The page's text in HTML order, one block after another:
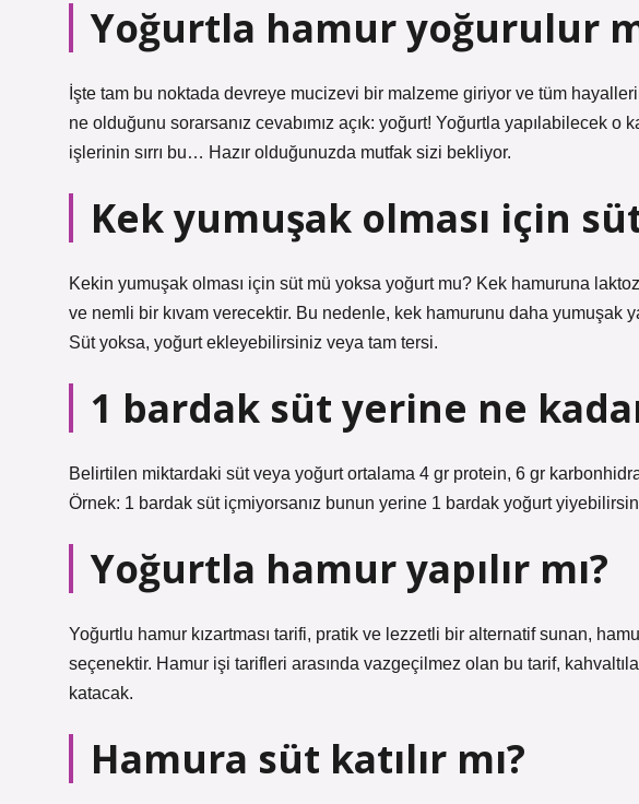
Yoğurtla hamur yoğurulur
İşte tam bu noktada devreye mucizevi bir malzeme giriyor ve tüm
ne olduğunu sorarsanız cevabımız açık: yoğurt! Yoğurtla yapılabilecek o
işlerinin sırrı bu… Hazır olduğunuzda mutfak sizi bekliyor.
Kek yumuşak olması için
Kekin yumuşak olması için süt mü yoksa yoğurt mu? Kek hamuruna
ve nemli bir kıvam verecektir. Bu nedenle, kek hamurunu daha yumuşak
Süt yoksa, yoğurt ekleyebilirsiniz veya tam tersi.
1 bardak süt yerine ne
Belirtilen miktardaki süt veya yoğurt ortalama 4 gr protein, 6 gr
Örnek: 1 bardak süt içmiyorsanız bunun yerine 1 bardak yoğurt
Yoğurtla hamur yapılır mı?
Yoğurtlu hamur kızartması tarifi, pratik ve lezzetli bir alternatif sunan,
seçenektir. Hamur işi tarifleri arasında vazgeçilmez olan bu tarif,
katacak.
Hamura süt katılır mı?